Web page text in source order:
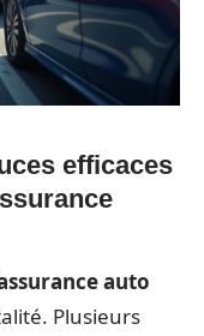
efficaces
auto
Plusieurs